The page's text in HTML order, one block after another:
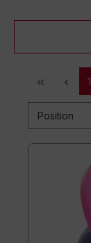
1